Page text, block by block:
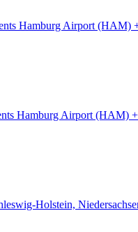
Hamburg Airport (HAM)
Hamburg Airport (HAM)
Holstein,